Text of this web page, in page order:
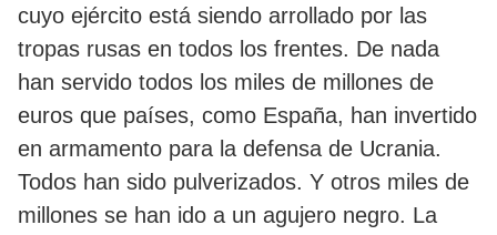
cuyo ejército está siendo arrollado por las
tropas rusas en todos los frentes. De nada
han servido todos los miles de millones de
euros que países, como España, han invertido
en armamento para la defensa de Ucrania.
Todos han sido pulverizados. Y otros miles de
millones se han ido a un agujero negro. La